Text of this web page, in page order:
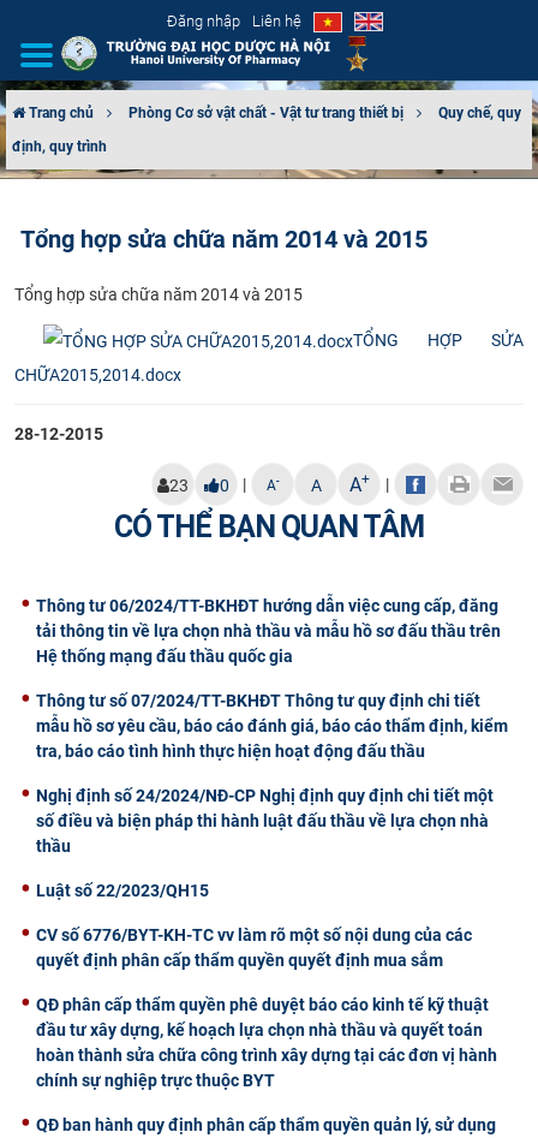
Đăng nhập Liên hệ
GIỚI THIỆU
ĐÀO TẠO
Trang chủ Phòng Cơ sở vật chất - Vật tư trang thiết bị
Quy chế, quy
định, quy trình
Tổng hợp sửa chữa năm 2014 và 2015
​Tổng hợp sửa chữa năm 2014 và 2015​
TỔNG HỢP SỬA
CHỮA2015,2014.docx
28-12-2015
23 0 | A- A A+ |
CÓ THỂ BẠN QUAN TÂM
Thông tư 06/2024/TT-BKHĐT hướng dẫn việc cung cấp, đăng
tải thông tin về lựa chọn nhà thầu và mẫu hồ sơ đấu thầu trên
Hệ thống mạng đấu thầu quốc gia
Thông tư số 07/2024/TT-BKHĐT Thông tư quy định chi tiết
mẫu hồ sơ yêu cầu, báo cáo đánh giá, báo cáo thẩm định, kiểm
tra, báo cáo tình hình thực hiện hoạt động đấu thầu
Nghị định số 24/2024/NĐ-CP Nghị định quy định chi tiết một
số điều và biện pháp thi hành luật đấu thầu về lựa chọn nhà
thầu
Luật số 22/2023/QH15
CV số 6776/BYT-KH-TC vv làm rõ một số nội dung của các
quyết định phân cấp thẩm quyền quyết định mua sắm
QĐ phân cấp thẩm quyền phê duyệt báo cáo kinh tế kỹ thuật
đầu tư xây dựng, kế hoạch lựa chọn nhà thầu và quyết toán
hoàn thành sửa chữa công trình xây dựng tại các đơn vị hành
chính sự nghiệp trực thuộc BYT
QĐ ban hành quy định phân cấp thẩm quyền quản lý, sử dụng